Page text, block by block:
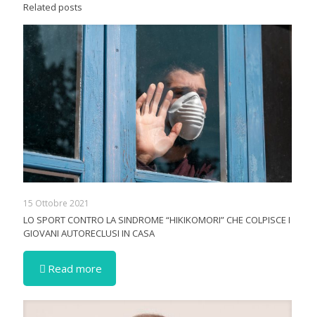
Related posts
15 Ottobre 2021
LO SPORT CONTRO LA SINDROME “HIKIKOMORI” CHE COLPISCE I
GIOVANI AUTORECLUSI IN CASA
Read more